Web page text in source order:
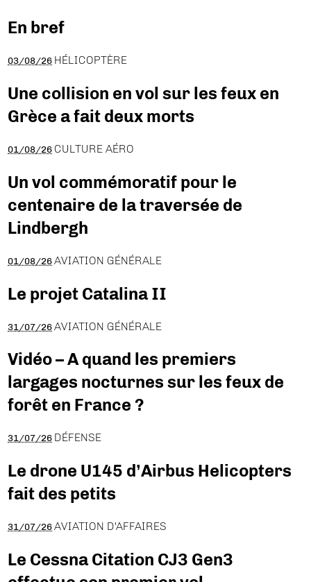
En bref
03/08/26 HÉLICOPTÈRE
Une collision en vol sur les feux en
Grèce a fait deux morts
01/08/26 CULTURE AÉRO
Un vol commémoratif pour le
centenaire de la traversée de
Lindbergh
01/08/26 AVIATION GÉNÉRALE
Le projet Catalina II
31/07/26 AVIATION GÉNÉRALE
Vidéo – A quand les premiers
largages nocturnes sur les feux de
forêt en France ?
31/07/26 DÉFENSE
Le drone U145 d’Airbus Helicopters
fait des petits
31/07/26 AVIATION D'AFFAIRES
Le Cessna Citation CJ3 Gen3